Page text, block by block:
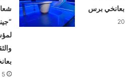
بعانخي برس
5 أغسطس، 2026